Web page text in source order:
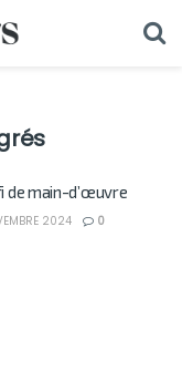
de main-d’œuvre
2024 0